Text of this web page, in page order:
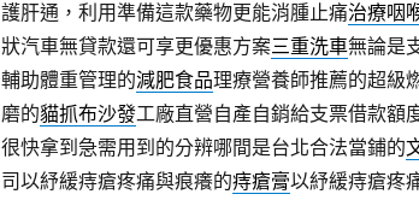
護肝通，利用準備這款藥物更能消腫止痛治療咽
狀汽車無貸款還可享更優惠方案三重洗車無論是
輔助體重管理的減肥食品理療營養師推薦的超級
磨的貓抓布沙發工廠直營自產自銷給支票借款額
很快拿到急需用到的分辨哪間是台北合法當鋪的
司以紓緩痔瘡疼痛與痕癢的痔瘡膏以紓緩痔瘡疼